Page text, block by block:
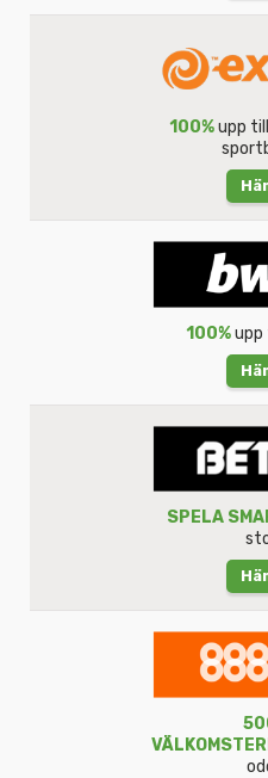
100%upp
100%upp
SPELA